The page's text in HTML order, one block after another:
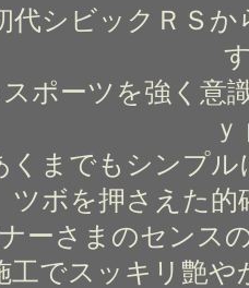
代シビックＲＳ
ポーツを強く意
くまでもシンプ
ツボを押さえた
ーさまのセンス
工でスッキリ艶